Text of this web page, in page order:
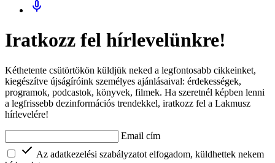
Iratkozz fel hírlevelünkre!
Kéthetente csütörtökön küldjük neked a legfontosabb cikkeinket,
kiegészítve újságíróink személyes ajánlásaival: érdekességek,
programok, podcastok, könyvek, filmek. Ha szeretnél képben lenni
a legfrissebb dezinformációs trendekkel, iratkozz fel a Lakmusz
hírlevelére!
Email cím
Az adatkezelési szabályzatot elfogadom, küldhettek nekem